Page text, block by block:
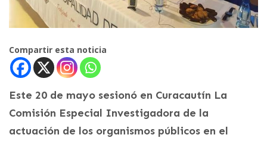
Compartir esta noticia
Este 20 de mayo sesionó en Curacautín La
Comisión Especial Investigadora de la
actuación de los organismos públicos en el